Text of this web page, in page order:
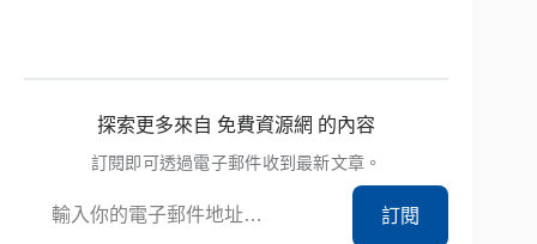
探索更多來自 免費資源網 的內容
訂閱即可透過電子郵件收到最新文章。
訂閱